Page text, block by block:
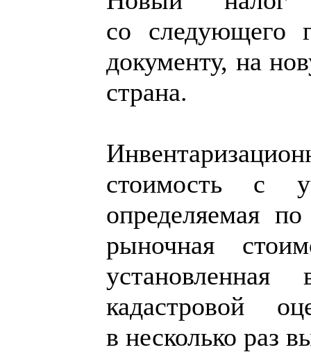
со следующего
документу, на
страна.
стоимость с
определяемая
рыночная
установленная
кадастровой
в несколько раз